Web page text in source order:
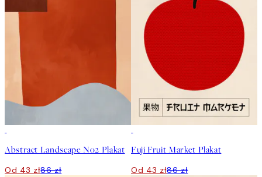
Abstract Landscape No2 Plakat
Od 43 zł86 zł
Fuji Fruit Market Plakat
Od 43 zł86 zł